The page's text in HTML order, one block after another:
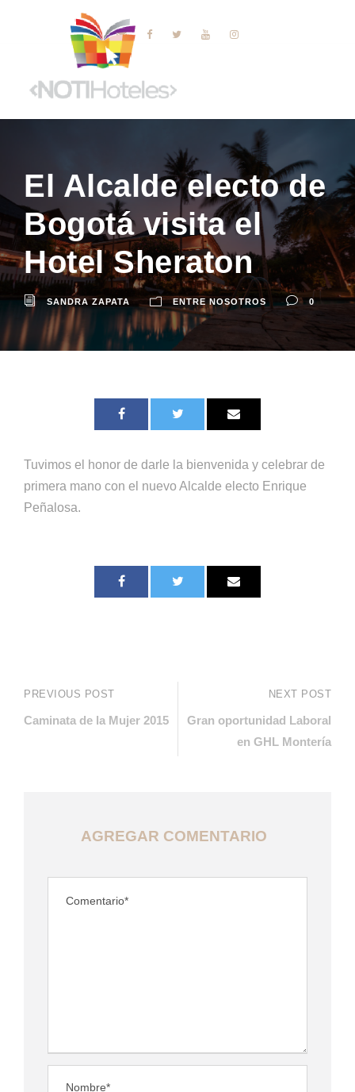
El Alcalde electo de
Bogotá visita el
Hotel Sheraton
SANDRA ZAPATA ENTRE NOSOTROS 0
Tuvimos el honor de darle la bienvenida y celebrar de
primera mano con el nuevo Alcalde electo Enrique
Peñalosa.
PREVIOUS POST
Caminata de la Mujer 2015
NEXT POST
Gran oportunidad Laboral
en GHL Montería
AGREGAR COMENTARIO